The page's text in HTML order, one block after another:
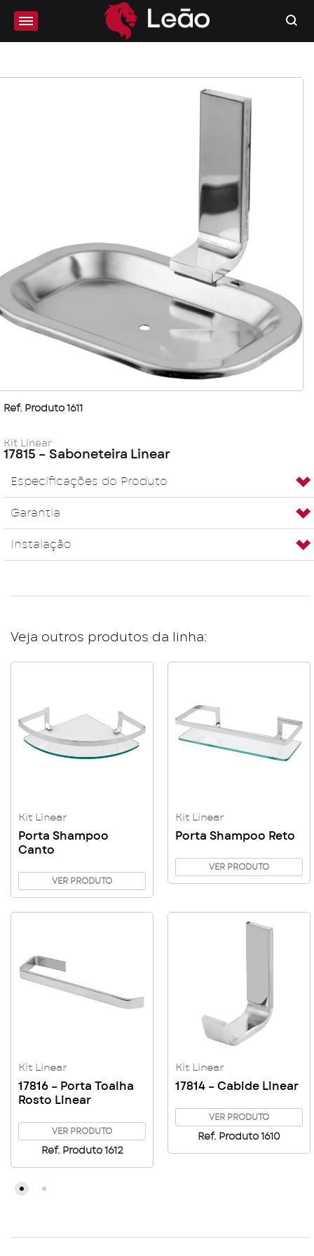
Ref. Produto 1611
Kit Linear
17815 – Saboneteira Linear
Especificações do Produto
Garantia
Instalação
Veja outros produtos da linha:
Kit Linear
Porta Shampoo
Canto
VER PRODUTO
Kit Linear
Porta Shampoo Reto
VER PRODUTO
Kit Linear
17816 – Porta Toalha
Rosto Linear
VER PRODUTO
Ref. Produto 1612
Kit Linear
17814 – Cabide Linear
VER PRODUTO
Ref. Produto 1610